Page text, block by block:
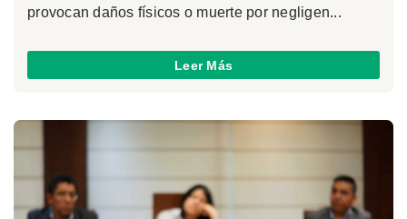
provocan daños físicos o muerte por negligen...
Leer Más